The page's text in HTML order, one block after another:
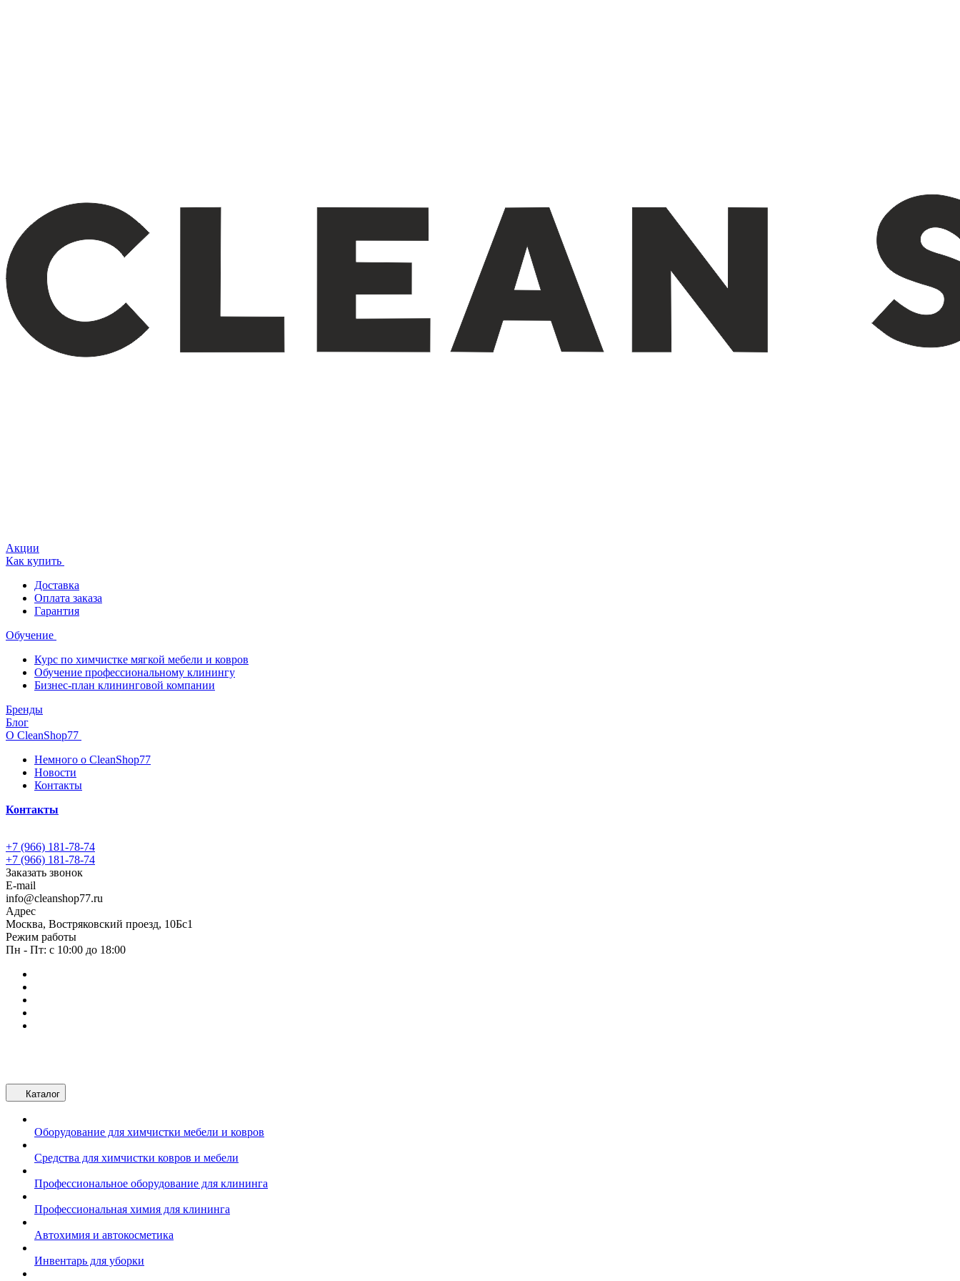
Акции
Как купить
Доставка
Оплата заказа
Гарантия
Обучение
Курс по химчистке мягкой мебели и ковров
Обучение профессиональному клинингу
Бизнес-план клининговой компании
Бренды
Блог
О CleanShop77
Немного о CleanShop77
Новости
Контакты
Контакты
+7 (966) 181-78-74
+7 (966) 181-78-74
Заказать звонок
E-mail
info@cleanshop77.ru
Адрес
Москва, Востряковский проезд, 10Бс1
Режим работы
Пн - Пт: с 10:00 до 18:00
Каталог
Оборудование для химчистки мебели и ковров
Средства для химчистки ковров и мебели
Профессиональное оборудование для клининга
Профессиональная химия для клининга
Автохимия и автокосметика
Инвентарь для уборки